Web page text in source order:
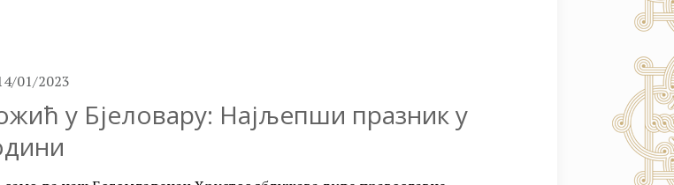
01/2023
у Бјеловару: Најљепши празник у